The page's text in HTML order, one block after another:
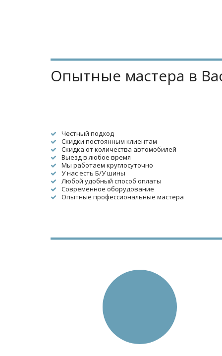
Опытные мастера в
Честный подход
Скидки постоянным клиентам
Скидка от количества автомобилей
Выезд в любое время
Мы работаем круглосуточно
У нас есть Б/У шины
Любой удобный способ оплаты
Современное оборудование
Опытные профессиональные мастера